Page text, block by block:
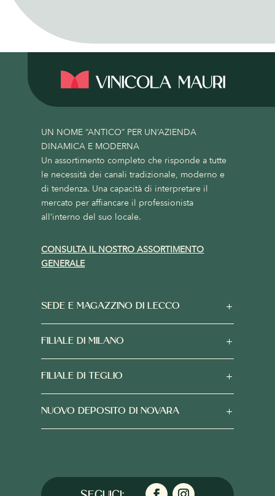
UN NOME “ANTICO” PER UN’AZIENDA
DINAMICA E MODERNA
Un assortimento completo che risponde a tutte
le necessità dei canali tradizionale, moderno e
di tendenza. Una capacità di interpretare il
mercato per affiancare il professionista
all’interno del suo locale.
CONSULTA IL NOSTRO ASSORTIMENTO
GENERALE
SEDE E MAGAZZINO DI LECCO
FILIALE DI MILANO
FILIALE DI TEGLIO
NUOVO DEPOSITO DI NOVARA